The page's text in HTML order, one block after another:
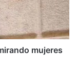
mujeres